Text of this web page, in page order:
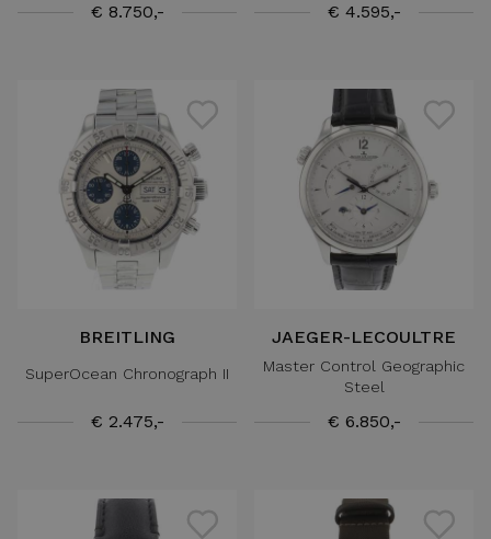
€ 8.750,- € 4.595,-
BREITLING
SuperOcean Chronograph II
€ 2.475,-
JAEGER-LECOULTRE
Master Control Geographic
Steel
€ 6.850,-